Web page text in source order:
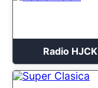
Radio HJCK